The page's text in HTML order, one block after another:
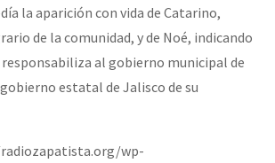
la Humanidad. (Las poblaciones y
la aparición con vida de Catarino,
de la comunidad, y de Noé, indicando
al gobierno municipal de
estatal de Jalisco de su
wp-